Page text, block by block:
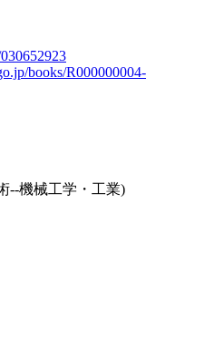
books/R000000004-
--機械工学・工業)